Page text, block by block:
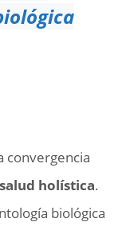
convergencia
salud holística.
biológica